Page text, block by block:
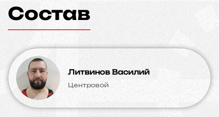
Состав
Литвинов Василий
Центровой